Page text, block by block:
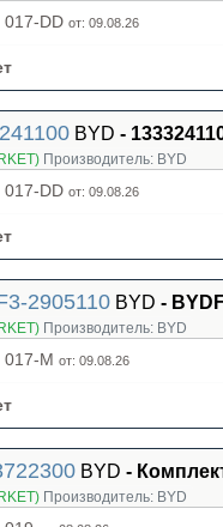
017-DD от: 09.08.26
BYD -
Производитель: BYD
017-DD от: 09.08.26
2905110 BYD -
Производитель: BYD
017-M от: 09.08.26
BYD -
Производитель: BYD